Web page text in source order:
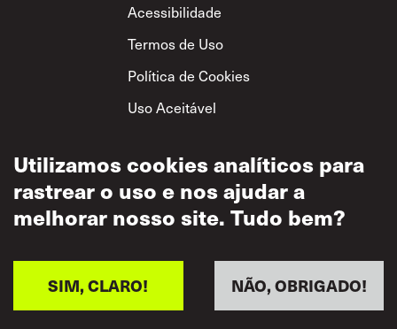
Footer
Acessibilidade
Termos de Uso
Política de Cookies
Uso Aceitável
Privacidade
Política de Respeito
Utilizamos cookies analíticos para
rastrear o uso e nos ajudar a
melhorar nosso site. Tudo bem?
NÃO, OBRIGADO!
SIM, CLARO!